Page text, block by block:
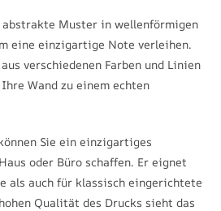
Muster in wellenförmigen
eine einzigartige Note verleihen.
verschiedenen Farben und Linien
Wand zu einem echten
Sie ein einzigartiges
oder Büro schaffen. Er eignet
als auch für klassisch eingerichtete
Qualität des Drucks sieht das